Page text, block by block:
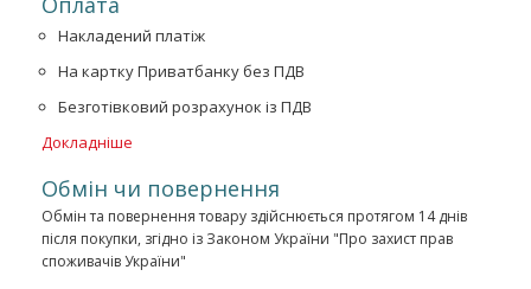
Накладений платіж
На картку Приватбанку без ПДВ
Безготівковий розрахунок із ПДВ
Докладніше
Обмін чи повернення
Обмін та повернення товару здійснюється протягом 14 днів
після покупки, згідно із Законом України "Про захист прав
споживачів України"